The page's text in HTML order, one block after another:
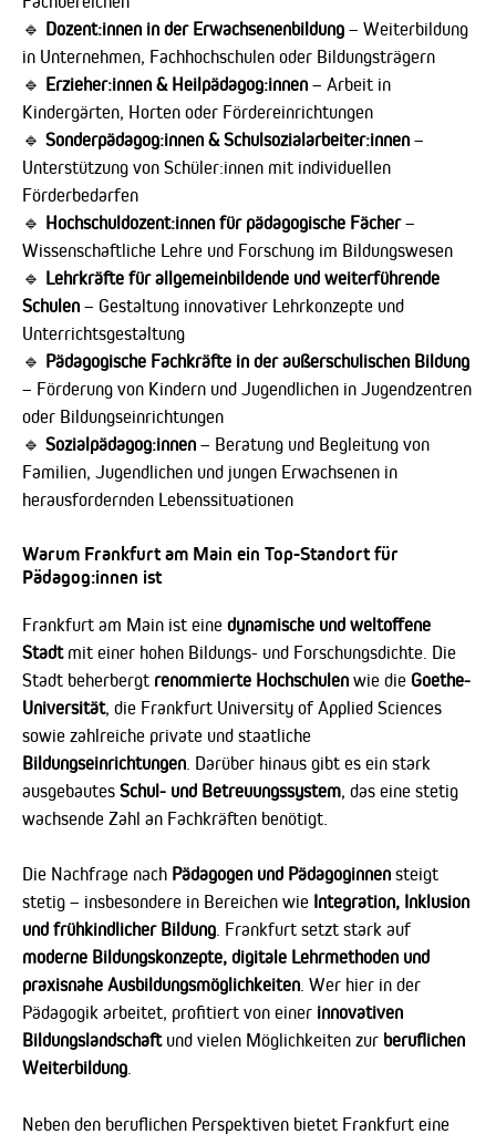
🔹 Dozent:innen in der Erwachsenenbildung – Weiterbildung
in Unternehmen, Fachhochschulen oder Bildungsträgern
🔹 Erzieher:innen & Heilpädagog:innen – Arbeit in
Kindergärten, Horten oder Fördereinrichtungen
🔹 Sonderpädagog:innen & Schulsozialarbeiter:innen –
Unterstützung von Schüler:innen mit individuellen
Förderbedarfen
🔹 Hochschuldozent:innen für pädagogische Fächer–
Wissenschaftliche Lehre und Forschung im Bildungswesen
🔹 Lehrkräfte für allgemeinbildende und weiterführende
Schulen – Gestaltung innovativer Lehrkonzepte und
Unterrichtsgestaltung
🔹 Pädagogische Fachkräfte in der außerschulischen Bildung
– Förderung von Kindern und Jugendlichen in Jugendzentren
oder Bildungseinrichtungen
🔹 Sozialpädagog:innen – Beratung und Begleitung von
Familien, Jugendlichen und jungen Erwachsenen in
herausfordernden Lebenssituationen
Warum Frankfurt am Main ein Top-Standort für
Pädagog:innen ist
Frankfurt am Main ist eine dynamische und weltoffene
Stadtmit einer hohen Bildungs- und Forschungsdichte. Die
Stadt beherbergt renommierte Hochschulen wie die Goethe-
Universität, die Frankfurt University of Applied Sciences
sowie zahlreiche private und staatliche
Bildungseinrichtungen . Darüber hinaus gibt es ein stark
ausgebautes Schul- und Betreuungssystem, das eine stetig
wachsende Zahl an Fachkräften benötigt.
Die Nachfrage nach Pädagogen und Pädagoginnen steigt
stetig – insbesondere in Bereichen wie Integration, Inklusion
und frühkindlicher Bildung. Frankfurt setzt stark auf
moderne Bildungskonzepte, digitale Lehrmethoden und
praxisnahe Ausbildungsmöglichkeiten. Wer hier in der
Pädagogik arbeitet, profitiert von einer innovativen
Bildungslandschaftund vielen Möglichkeiten zur beruflichen
Weiterbildung.
Neben den beruflichen Perspektiven bietet Frankfurt eine